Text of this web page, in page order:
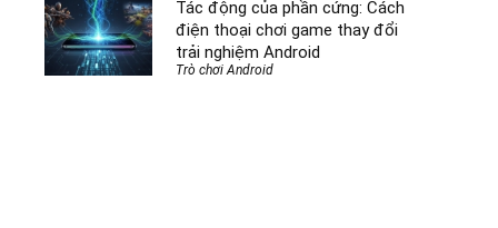
Tác động của phần cứng: Cách
điện thoại chơi game thay đổi
trải nghiệm Android
Trò chơi Android